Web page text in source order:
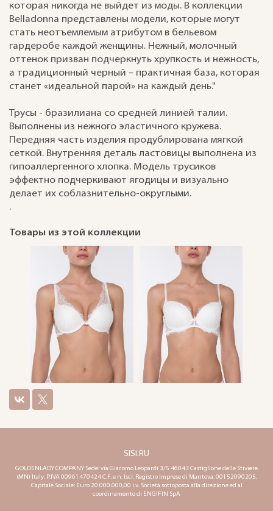
которая никогда не выйдет из моды. В коллекции
Belladonna представлены модели, которые могут
стать неотъемлемым атрибутом в бельевом
гардеробе каждой женщины. Нежный, молочный
оттенок призван подчеркнуть хрупкость и нежность,
а традиционный черный – практичная база, которая
станет «идеальной парой» на каждый день."
Трусы - бразилиана со средней линией талии.
Выполнены из нежного эластичного кружева.
Передняя часть изделия продублирована мягкой
сеткой. Внутренняя деталь ластовицы выполнена из
гипоаллергенного хлопка. Модель трусиков
эффектно подчеркивают ягодицы и визуально
делает их соблазнительно-округлыми.
.
Товары из этой коллекции
SISI.RU
GOLDENLADY COMPANY Sede: via Giacomo Leopardi 3/5 46043 Castiglione delle Stiviere
(MN) Italy. P.IVA 00961470424 C.F. e n. Iscr. Registro Imprese di Mantova: 00152090205.
Capitale Sociale: Euro 20.000.000,00 i.v. Società sottoposta alla direzione ed al
coordinamento di ENGIFIN SpA